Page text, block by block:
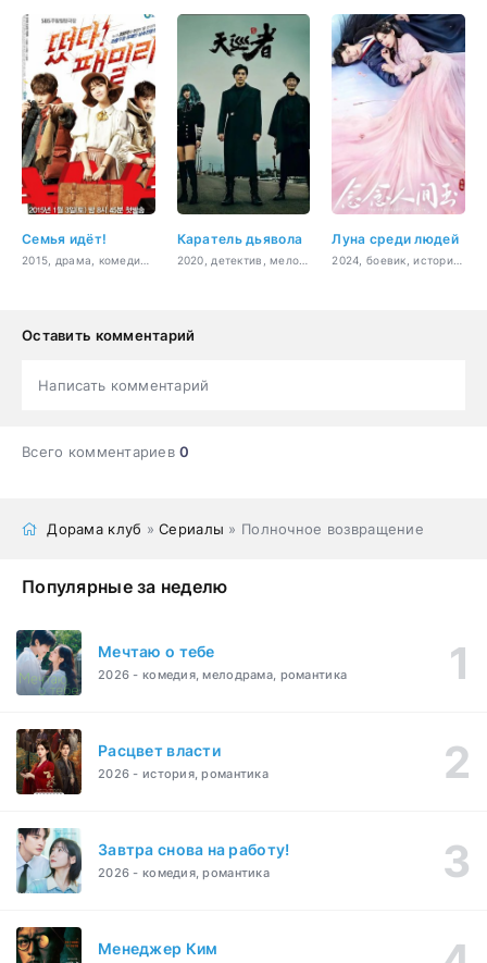
Семья идёт! Каратель дьявола Луна среди людей
2024, боевик, история, романтика, фэнтези
Оставить комментарий
Написать комментарий
Всего комментариев0
Дорама клуб »Сериалы » Полночное возвращение
Популярные за неделю
Мечтаю о тебе
2026 - комедия, мелодрама, романтика
Расцвет власти
2026 - история, романтика
Завтра снова на работу!
2026 - комедия, романтика
Менеджер Ким